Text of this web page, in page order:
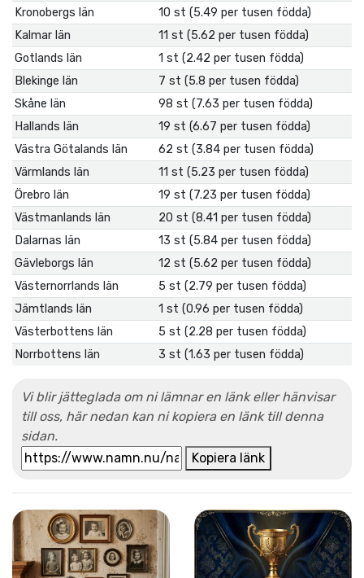
Kronobergs län
10 st (5.49 per tusen födda)
Kalmar län
11 st (5.62 per tusen födda)
Gotlands län
1 st (2.42 per tusen födda)
Blekinge län
7 st (5.8 per tusen födda)
Skåne län
98 st (7.63 per tusen födda)
Hallands län
19 st (6.67 per tusen födda)
Västra Götalands län
62 st (3.84 per tusen födda)
Värmlands län
11 st (5.23 per tusen födda)
Örebro län
19 st (7.23 per tusen födda)
Västmanlands län
20 st (8.41 per tusen födda)
Dalarnas län
13 st (5.84 per tusen födda)
Gävleborgs län
12 st (5.62 per tusen födda)
Västernorrlands län
5 st (2.79 per tusen födda)
Jämtlands län
1 st (0.96 per tusen födda)
Västerbottens län
5 st (2.28 per tusen födda)
Norrbottens län
3 st (1.63 per tusen födda)
Vi blir jätteglada om ni lämnar en länk eller hänvisar
till oss, här nedan kan ni kopiera en länk till denna
sidan.
Kopiera länk